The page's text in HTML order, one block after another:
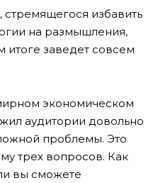
избавить
на размышления,
итоге заведет совсем
экономическом
аудитории довольно
проблемы. Это
трех вопросов. Как
вы сможете